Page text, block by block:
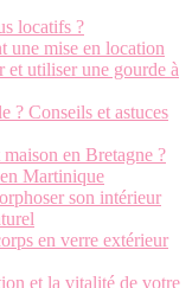
locatifs ?
une mise en location
et utiliser une gourde à
? Conseils et astuces
en Bretagne ?
Martinique
son intérieur
en verre extérieur
et la vitalité de votre